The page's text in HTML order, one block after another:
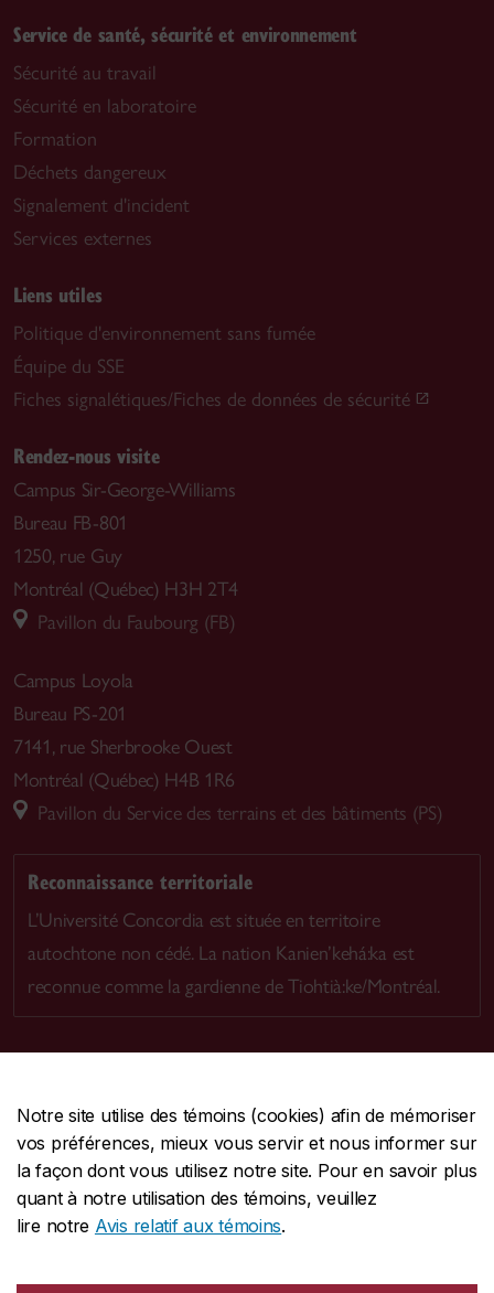
Notre site utilise des témoins (cookies) afin de mémoriser
vos préférences, mieux vous servir et nous informer sur
la façon dont vous utilisez notre site. Pour en savoir plus
quant à notre utilisation des témoins, veuillez
lire notre Avis relatif aux témoins.
Service de santé, sécurité et environnement
Sécurité au travail
Sécurité en laboratoire
Formation
Déchets dangereux
Signalement d'incident
Services externes
Liens utiles
Politique d'environnement sans fumée
Équipe du SSE
Fiches signalétiques/Fiches de données de sécurité
Rendez-nous visite
Campus Sir-George-Williams
Bureau FB-801
1250, rue Guy
Montréal (Québec) H3H 2T4
Pavillon du Faubourg (FB)
Campus Loyola
Bureau PS-201
7141, rue Sherbrooke Ouest
Montréal (Québec) H4B 1R6
Pavillon du Service des terrains et des bâtiments (PS)
Reconnaissance territoriale
L’Université Concordia est située en territoire
autochtone non cédé. La nation Kanien’kehá:ka est
reconnue comme la gardienne de Tiohtià:ke/Montréal.
CENTRALE514-848-2424
URGENCE514-848-3717
Protection et prévention | Accessibilité | Confidentialité
Conditions d'utilisation |